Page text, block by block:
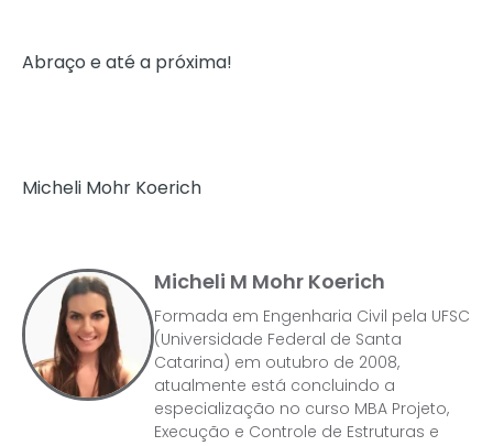
Abraço e até a próxima!
Micheli Mohr Koerich
Micheli M Mohr Koerich
Formada em Engenharia Civil pela UFSC
(Universidade Federal de Santa
Catarina) em outubro de 2008,
atualmente está concluindo a
especialização no curso MBA Projeto,
Execução e Controle de Estruturas e